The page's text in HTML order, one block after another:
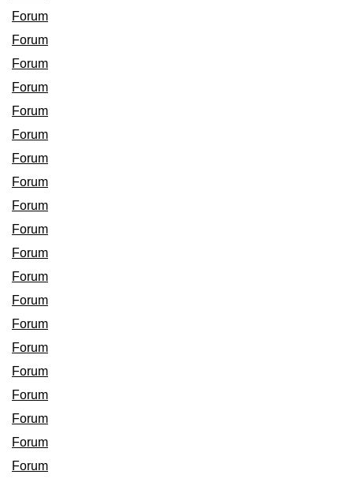
Forum
Forum
Forum
Forum
Forum
Forum
Forum
Forum
Forum
Forum
Forum
Forum
Forum
Forum
Forum
Forum
Forum
Forum
Forum
Forum